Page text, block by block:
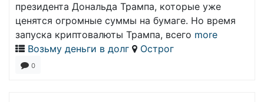
президента Дональда Трампа, которые уже
ценятся огромные суммы на бумаге. Но время
запуска криптовалюты Трампа, всего more
Возьму деньги в долг
Острог
0